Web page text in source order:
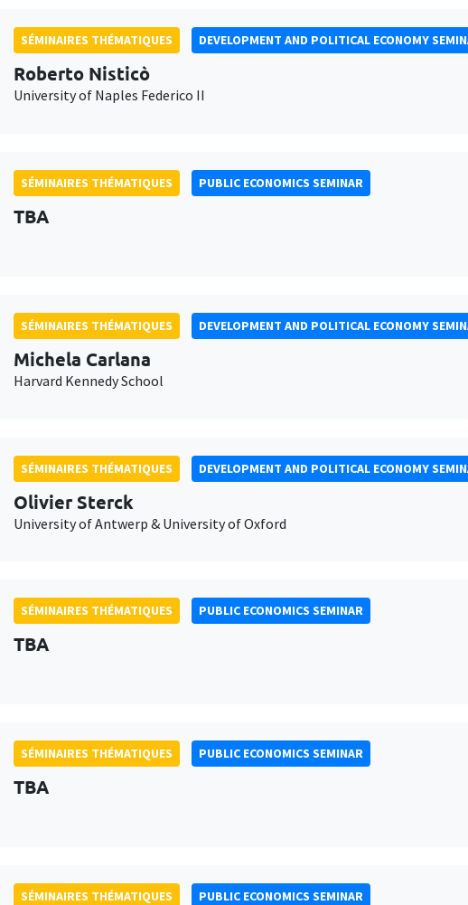
SÉMINAIRES THÉMATIQUES DEVELOPMENT AND POLITICAL ECONOMY
Roberto Nisticò
University of Naples Federico II
SÉMINAIRES THÉMATIQUES PUBLIC ECONOMICS SEMINAR
TBA
SÉMINAIRES THÉMATIQUES DEVELOPMENT AND POLITICAL ECONOMY
Michela Carlana
Harvard Kennedy School
SÉMINAIRES THÉMATIQUES DEVELOPMENT AND POLITICAL ECONOMY
Olivier Sterck
University of Antwerp & University of Oxford
SÉMINAIRES THÉMATIQUES PUBLIC ECONOMICS SEMINAR
TBA
SÉMINAIRES THÉMATIQUES PUBLIC ECONOMICS SEMINAR
TBA
SÉMINAIRES THÉMATIQUES PUBLIC ECONOMICS SEMINAR